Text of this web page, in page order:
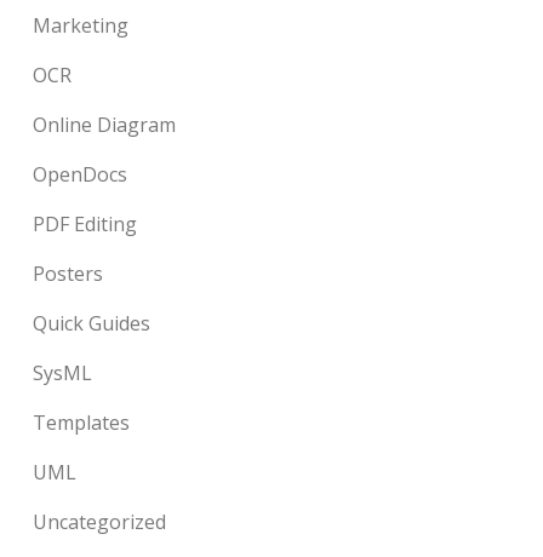
Marketing
OCR
Online Diagram
OpenDocs
PDF Editing
Posters
Quick Guides
SysML
Templates
UML
Uncategorized